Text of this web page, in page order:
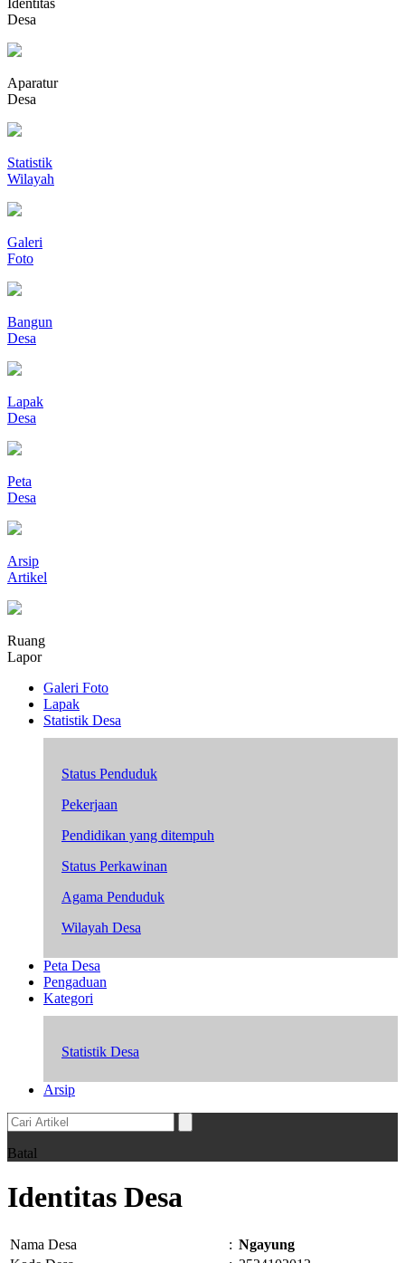
Identitas
Desa
Aparatur
Desa
Statistik
Wilayah
Galeri
Foto
Bangun
Desa
Lapak
Desa
Peta
Desa
Arsip
Artikel
Ruang
Lapor
Galeri Foto
Lapak
Statistik Desa
Status Penduduk
Pekerjaan
Pendidikan yang ditempuh
Status Perkawinan
Agama Penduduk
Wilayah Desa
Peta Desa
Pengaduan
Kategori
Statistik Desa
Arsip
Batal
Identitas Desa
Nama Desa : Ngayung